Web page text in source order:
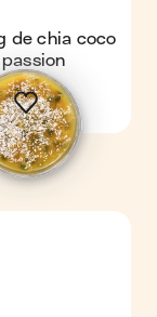
de chia coco